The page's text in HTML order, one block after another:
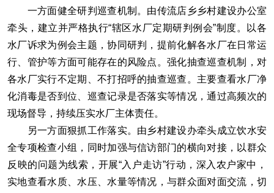
一方面健全研判巡查机制。由传流店乡乡村建设办公室
牵头，建立并严格执行“辖区水厂定期研判例会”制度。以各
水厂诉求为例会主题，协同研判，提前化解各水厂在日常运
行、管护等方面可能存在的风险点。强化抽查巡查机制，对
各水厂实行不定期、不打招呼的抽查巡查。主要查看水厂净
化消毒是否到位、巡查记录是否落实等情况，通过高频次的
现场督导，持续压实水厂主体责任。
另一方面狠抓工作落实。由乡村建设办牵头成立饮水安
全专项检查小组，同时加强与信访部门的横向对接，以群众
反映的问题为线索，开展“入户走访”行动，深入农户家中，
实地查看水质、水压、水量等情况，与群众面对面交流，切